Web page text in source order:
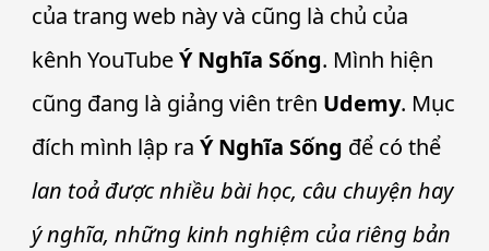
của trang web này và cũng là chủ của
kênh YouTubeÝ Nghĩa Sống. Mình hiện
cũng đang là giảng viên trên Udemy. Mục
đích mình lập raÝ Nghĩa Sống để có thể
lan toả được nhiều bài học, câu chuyện hay
ý nghĩa, những kinh nghiệm của riêng bản